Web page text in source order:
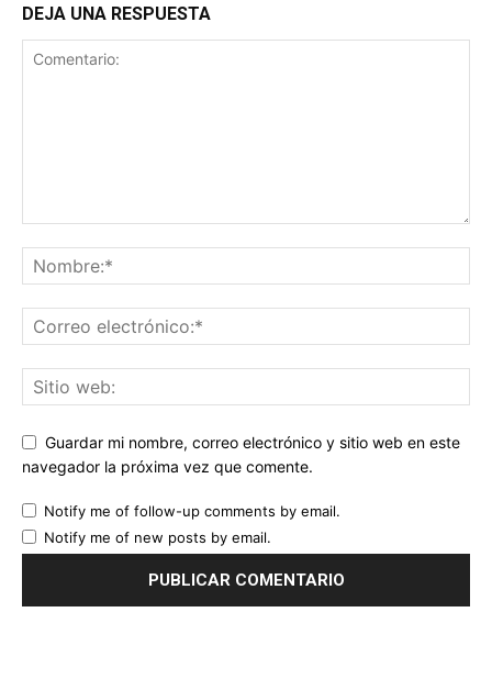
DEJA UNA RESPUESTA
Guardar mi nombre, correo electrónico y sitio web en este
navegador la próxima vez que comente.
Notify me of follow-up comments by email.
Notify me of new posts by email.